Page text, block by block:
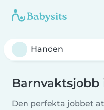
Barnvaktsjobb
Den perfekta jobbet